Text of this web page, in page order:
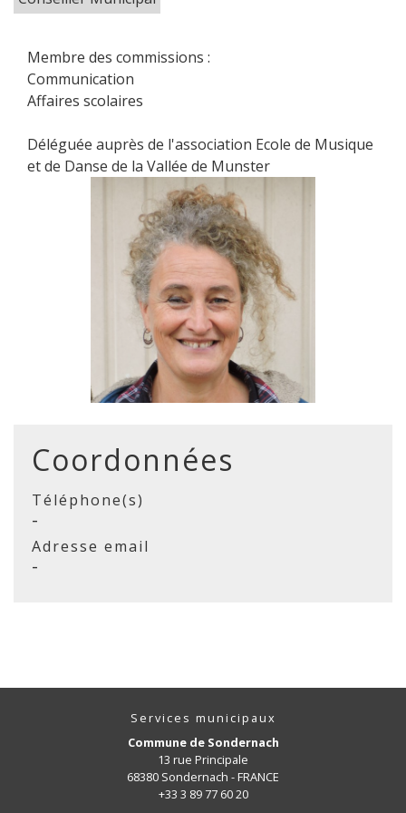
Membre des commissions :
Communication
Affaires scolaires
Déléguée auprès de l'association Ecole de Musique
et de Danse de la Vallée de Munster
Coordonnées
Téléphone(s)
-
Adresse email
-
Services municipaux
Commune de Sondernach
13 rue Principale
68380 Sondernach - FRANCE
+33 3 89 77 60 20